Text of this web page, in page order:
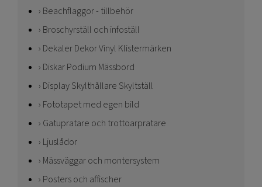
Beachflaggor - tillbehör
Broschyrställ och infoställ
Dekaler Dekor Vinyl Klistermärken
Diskar Podium Mässbord
Display Skylthållare Skyltställ
Fototapet med egen bild
Gatupratare och trottoarpratare
Ljuslådor
Mässväggar och montersystem
Posters och affischer